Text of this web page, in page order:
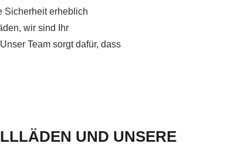
Sicherheit erheblich
wir sind Ihr
Team sorgt dafür, dass
UND UNSERE